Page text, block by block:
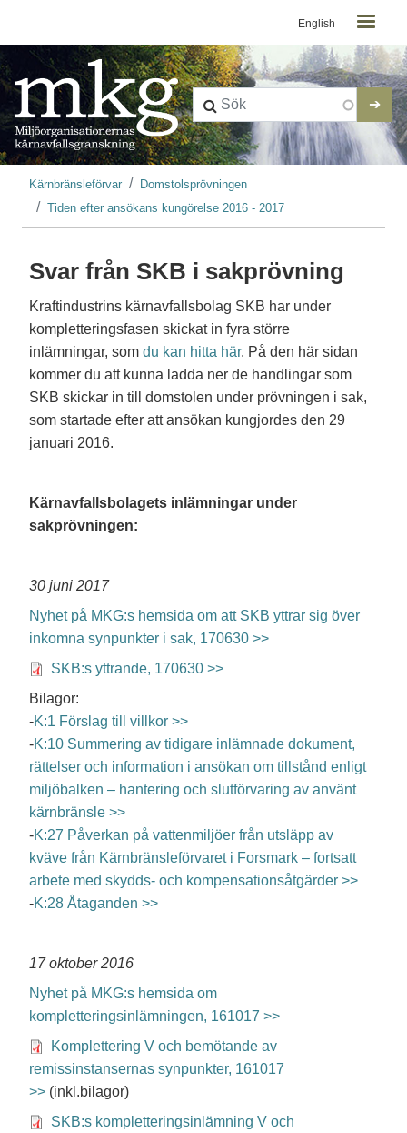
Kontaktmeny
English
Länkstig
Kärnbränsleförvar
Domstolsprövningen
Tiden efter ansökans kungörelse 2016 - 2017
Svar från SKB i sakprövning
Kraftindustrins kärnavfallsbolag SKB har under
kompletteringsfasen skickat in fyra större
inlämningar, som du kan hitta här. På den här sidan
kommer du att kunna ladda ner de handlingar som
SKB skickar in till domstolen under prövningen i sak,
som startade efter att ansökan kungjordes den 29
januari 2016.
Kärnavfallsbolagets inlämningar under
sakprövningen:
30 juni 2017
Nyhet på MKG:s hemsida om att SKB yttrar sig över
inkomna synpunkter i sak, 170630 >>
SKB:s yttrande, 170630 >>
Bilagor:
-K:1 Förslag till villkor >>
-K:10 Summering av tidigare inlämnade dokument,
rättelser och information i ansökan om tillstånd enligt
miljöbalken – hantering och slutförvaring av använt
kärnbränsle >>
-K:27 Påverkan på vattenmiljöer från utsläpp av
kväve från Kärnbränsleförvaret i Forsmark – fortsatt
arbete med skydds- och kompensationsåtgärder >>
-K:28 Åtaganden >>
17 oktober 2016
Nyhet på MKG:s hemsida om
kompletteringsinlämningen, 161017 >>
Komplettering V och bemötande av
remissinstansernas synpunkter, 161017
>> (inkl.bilagor)
SKB:s kompletteringsinlämning V och